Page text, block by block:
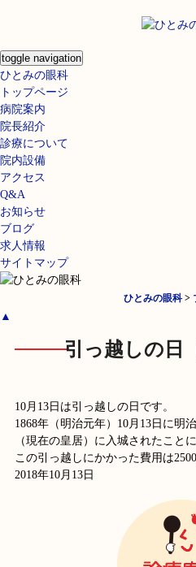
toggle navigation
ひとみの眼科
トップページ
病院案内
院長紹介
診療について
院内設備
アクセス
Q&A
お知らせ
ブログ
求人情報
サイトマップ
ひとみの眼科>
▲
引っ越しの日
10月13日は引っ越しの日です。
1868年（明治元年）10月13日に明
（現在の皇居）に入城されたこと
この引っ越しにかかった費用は
2018年10月13日